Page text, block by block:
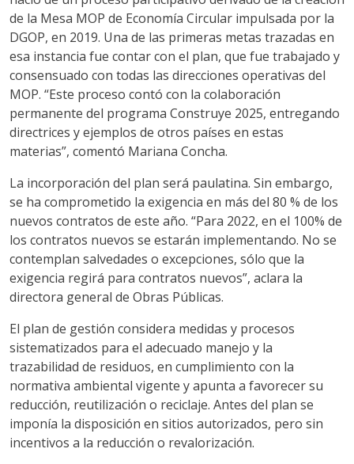
de la Mesa MOP de Economía Circular impulsada por la
DGOP, en 2019. Una de las primeras metas trazadas en
esa instancia fue contar con el plan, que fue trabajado y
consensuado con todas las direcciones operativas del
MOP. “Este proceso contó con la colaboración
permanente del programa Construye 2025, entregando
directrices y ejemplos de otros países en estas
materias”, comentó Mariana Concha.
La incorporación del plan será paulatina. Sin embargo,
se ha comprometido la exigencia en más del 80 % de los
nuevos contratos de este año. “Para 2022, en el 100% de
los contratos nuevos se estarán implementando. No se
contemplan salvedades o excepciones, sólo que la
exigencia regirá para contratos nuevos”, aclara la
directora general de Obras Públicas.
El plan de gestión considera medidas y procesos
sistematizados para el adecuado manejo y la
trazabilidad de residuos, en cumplimiento con la
normativa ambiental vigente y apunta a favorecer su
reducción, reutilización o reciclaje. Antes del plan se
imponía la disposición en sitios autorizados, pero sin
incentivos a la reducción o revalorización.